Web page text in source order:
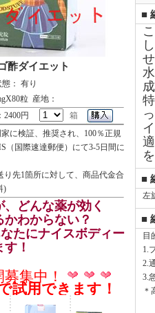
酢ダイエット
： 有り
粒 産地：
2400円
箱
に検証、推奨され、100％正規
（国際速達郵便）にて3-5日間に
先1箇所に対して、商品代金合
)
どんな薬が効く
わからない？
たにナイスボディー
！
集中！
試用できます！
■
■
左
■
目
1.
2.
3.
＊